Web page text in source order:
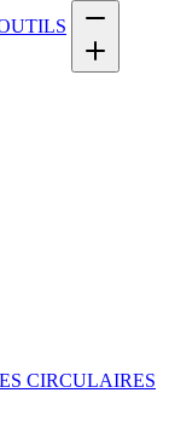
CIRCULAIRES